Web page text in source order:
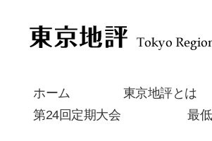
ホーム 東京地評とは
第24回定期大会
最